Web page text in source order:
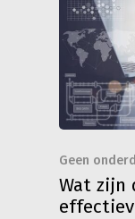
Geen
Wat zijn